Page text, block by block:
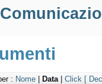
: Nome Data Click [